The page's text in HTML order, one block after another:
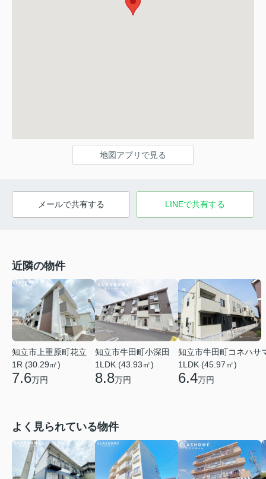
地図アプリで見る
メールで共有する LINEで共有する
近隣の物件
知立市上重原町花立
1R (30.29㎡)
7.6万円
知立市牛田町小深田
1LDK (43.93㎡)
8.8万円
知立市牛田町コネハサ
1LDK (45.97㎡)
6.4万円
よく見られている物件